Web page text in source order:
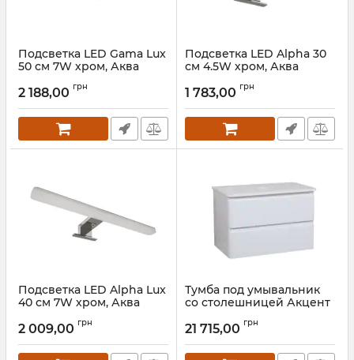
Подсветка LED Gama Lux
50 см 7W хром, Аква
Артикул:АР000039886
2 188,00 грн
Подсветка LED Alpha 30
см 4.5W хром, Аква
Артикул:АР000039887
1 783,00 грн
Подсветка LED Alpha Lux
40 см 7W хром, Аква
Артикул:АР000039885
2 009,00 грн
Тумба под умывальник
со столешницей Акцент
Артикул:АР000040133
21 715,00 грн